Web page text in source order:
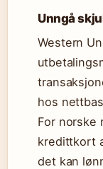
Unngå
Western
hos
For norske
kredittkort
det kan